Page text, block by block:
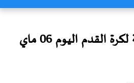
نهائي كأس الجامعة لكرة القدم اليوم 06 ماي